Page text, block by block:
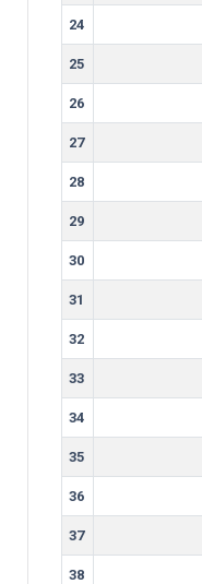
24
25
26
27
28
29
30
31
32
33
34
35
36
37
38